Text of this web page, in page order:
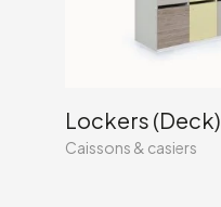
Lockers (Deck)
Caissons & casiers